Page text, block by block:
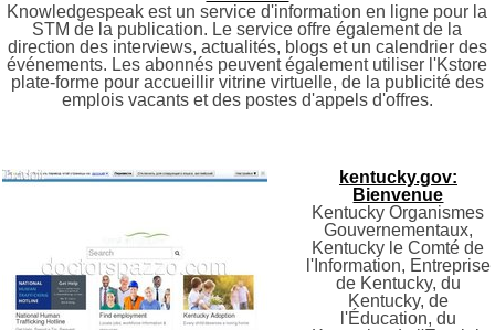
Knowledgespeak est un service d'information en ligne pour la
STM de la publication. Le service offre également de la
direction des interviews, actualités, blogs et un calendrier des
événements. Les abonnés peuvent également utiliser l'Kstore
plate-forme pour accueillir vitrine virtuelle, de la publicité des
emplois vacants et des postes d'appels d'offres.
kentucky.gov:
Bienvenue
Kentucky Organismes
Gouvernementaux,
Kentucky le Comté de
l'Information, Entreprise
de Kentucky, du
Kentucky, de
l'Éducation, du